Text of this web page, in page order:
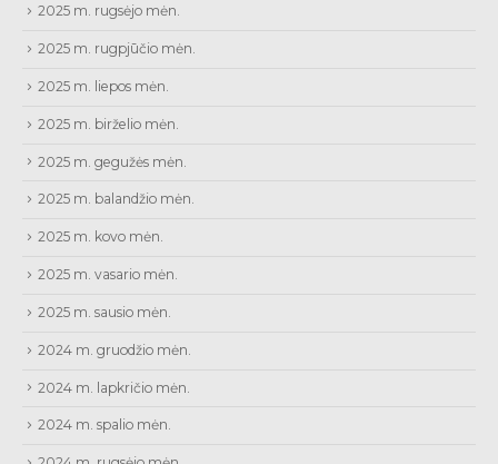
2025 m. rugsėjo mėn.
2025 m. rugpjūčio mėn.
2025 m. liepos mėn.
2025 m. birželio mėn.
2025 m. gegužės mėn.
2025 m. balandžio mėn.
2025 m. kovo mėn.
2025 m. vasario mėn.
2025 m. sausio mėn.
2024 m. gruodžio mėn.
2024 m. lapkričio mėn.
2024 m. spalio mėn.